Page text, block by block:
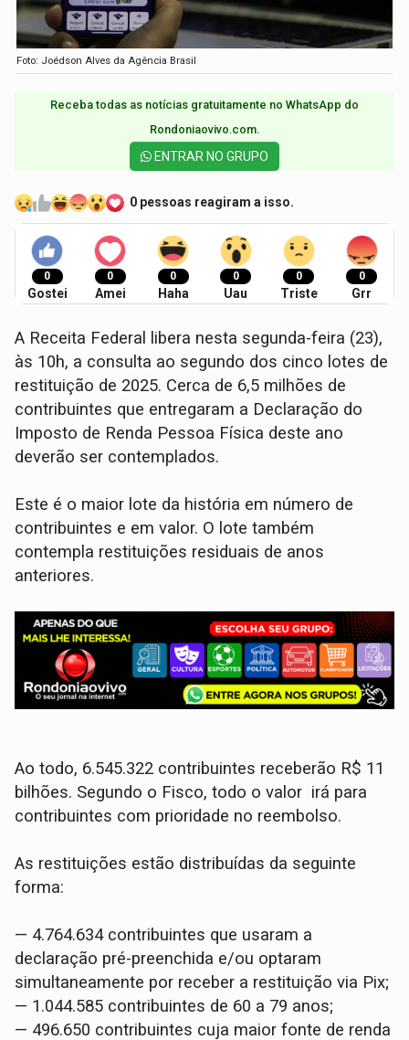
Foto: Joédson Alves da Agência Brasil
Receba todas as notícias gratuitamente no WhatsApp do
Rondoniaovivo.com.​
ENTRAR NO GRUPO
0 pessoas reagiram a isso.
0
Gostei
0
Amei
0
Haha
0
Uau
0
Triste
0
Grr
A Receita Federal libera nesta segunda-feira (23),
às 10h, a consulta ao segundo dos cinco lotes de
restituição de 2025. Cerca de 6,5 milhões de
contribuintes que entregaram a Declaração do
Imposto de Renda Pessoa Física deste ano
deverão ser contemplados.
Este é o maior lote da história em número de
contribuintes e em valor. O lote também
contempla restituições residuais de anos
anteriores.
Ao todo, 6.545.322 contribuintes receberão R$ 11
bilhões. Segundo o Fisco, todo o valor irá para
contribuintes com prioridade no reembolso.
As restituições estão distribuídas da seguinte
forma:
— 4.764.634 contribuintes que usaram a
declaração pré-preenchida e/ou optaram
simultaneamente por receber a restituição via Pix;
— 1.044.585 contribuintes de 60 a 79 anos;
— 496.650 contribuintes cuja maior fonte de renda